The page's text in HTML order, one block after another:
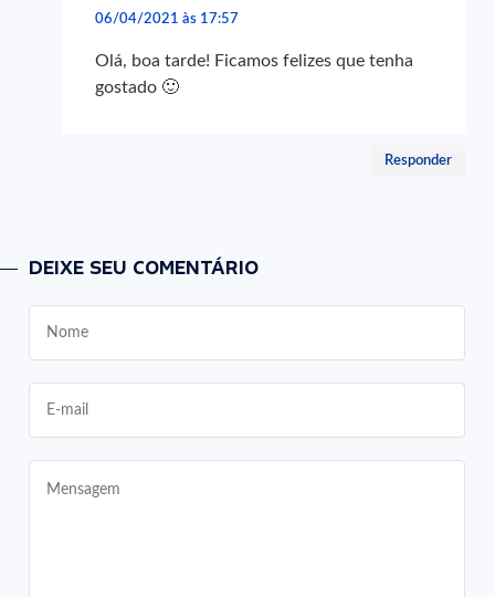
06/04/2021 às 17:57
Olá, boa tarde! Ficamos felizes que tenha
gostado 🙂
Responder
DEIXE SEU COMENTÁRIO